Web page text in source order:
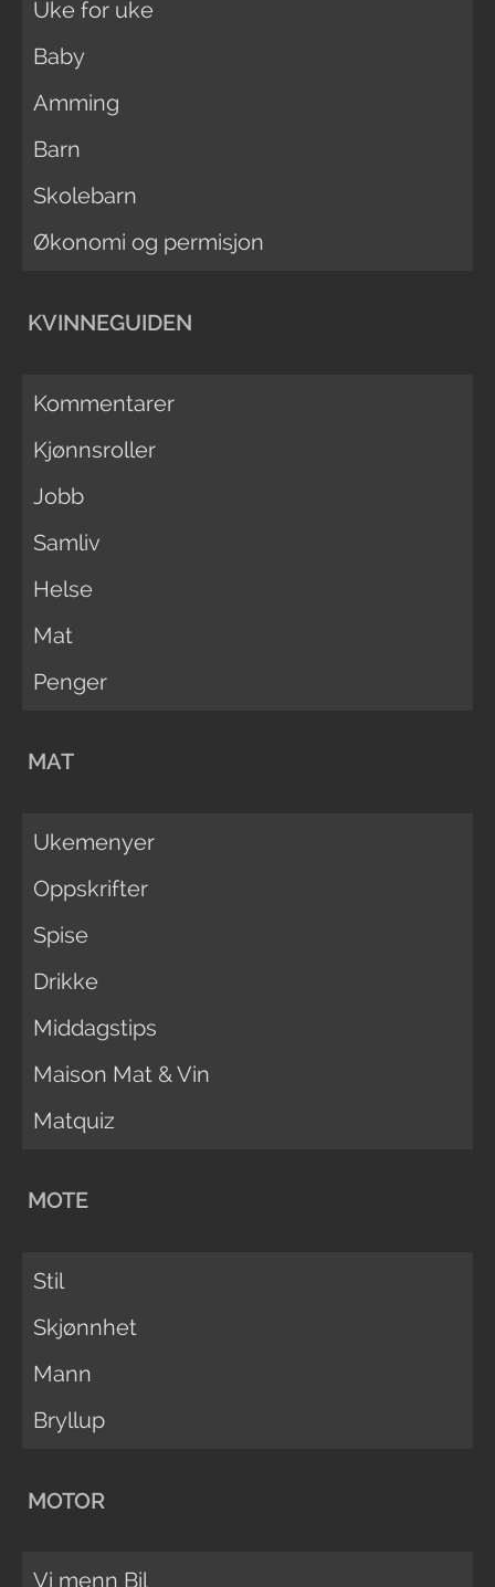
Uke for uke
Baby
Amming
Barn
Skolebarn
Økonomi og permisjon
KVINNEGUIDEN
Kommentarer
Kjønnsroller
Jobb
Samliv
Helse
Mat
Penger
MAT
Ukemenyer
Oppskrifter
Spise
Drikke
Middagstips
Maison Mat & Vin
Matquiz
MOTE
Stil
Skjønnhet
Mann
Bryllup
MOTOR
Vi menn Bil